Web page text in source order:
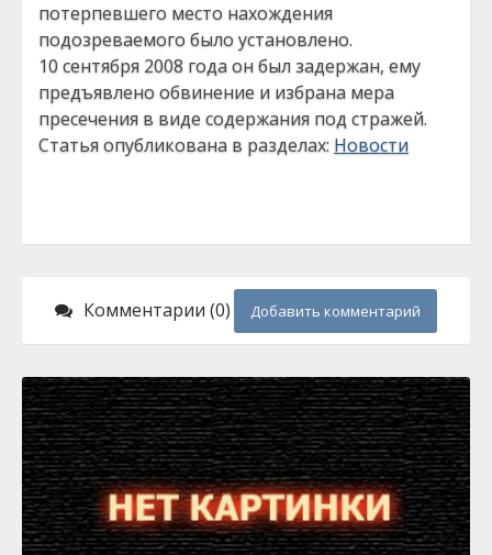
потерпевшего место нахождения
подозреваемого было установлено.
10 сентября 2008 года он был задержан, ему
предъявлено обвинение и избрана мера
пресечения в виде содержания под стражей.
Статья опубликована в разделах: Новости
Комментарии (0) Добавить комментарий